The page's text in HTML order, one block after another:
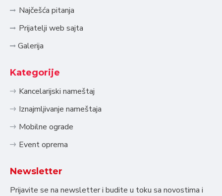
Najčešća pitanja
Prijatelji web sajta
Galerija
Kategorije
Kancelarijski nameštaj
Iznajmljivanje nameštaja
Mobilne ograde
Event oprema
Newsletter
Prijavite se na newsletter i budite u toku sa novostima i